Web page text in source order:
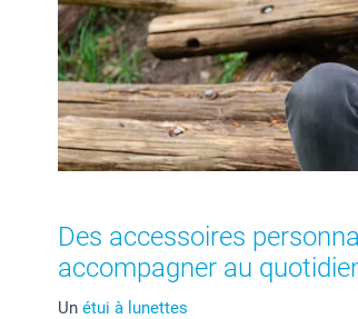
Des accessoires
accompagner au
Un étui à lunettes